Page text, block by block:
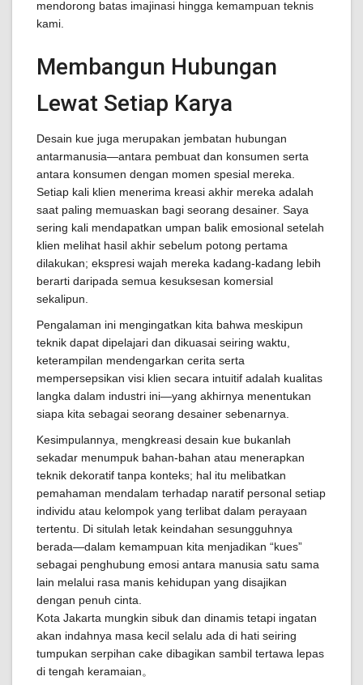
mendorong batas imajinasi hingga kemampuan teknis
kami.
Membangun Hubungan
Lewat Setiap Karya
Desain kue juga merupakan jembatan hubungan
antarmanusia—antara pembuat dan konsumen serta
antara konsumen dengan momen spesial mereka.
Setiap kali klien menerima kreasi akhir mereka adalah
saat paling memuaskan bagi seorang desainer. Saya
sering kali mendapatkan umpan balik emosional setelah
klien melihat hasil akhir sebelum potong pertama
dilakukan; ekspresi wajah mereka kadang-kadang lebih
berarti daripada semua kesuksesan komersial
sekalipun.
Pengalaman ini mengingatkan kita bahwa meskipun
teknik dapat dipelajari dan dikuasai seiring waktu,
keterampilan mendengarkan cerita serta
mempersepsikan visi klien secara intuitif adalah kualitas
langka dalam industri ini—yang akhirnya menentukan
siapa kita sebagai seorang desainer sebenarnya.
Kesimpulannya, mengkreasi desain kue bukanlah
sekadar menumpuk bahan-bahan atau menerapkan
teknik dekoratif tanpa konteks; hal itu melibatkan
pemahaman mendalam terhadap naratif personal setiap
individu atau kelompok yang terlibat dalam perayaan
tertentu. Di situlah letak keindahan sesungguhnya
berada—dalam kemampuan kita menjadikan “kues”
sebagai penghubung emosi antara manusia satu sama
lain melalui rasa manis kehidupan yang disajikan
dengan penuh cinta.
Kota Jakarta mungkin sibuk dan dinamis tetapi ingatan
akan indahnya masa kecil selalu ada di hati seiring
tumpukan serpihan cake dibagikan sambil tertawa lepas
di tengah keramaian。